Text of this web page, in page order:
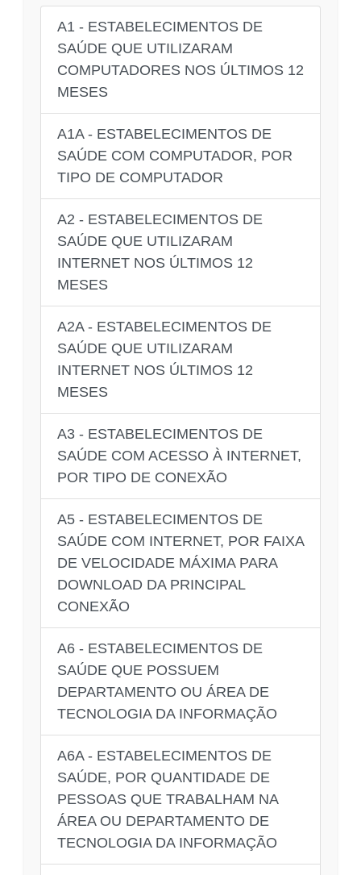
A1 - ESTABELECIMENTOS DE
SAÚDE QUE UTILIZARAM
COMPUTADORES NOS ÚLTIMOS 12
MESES
A1A - ESTABELECIMENTOS DE
SAÚDE COM COMPUTADOR, POR
TIPO DE COMPUTADOR
A2 - ESTABELECIMENTOS DE
SAÚDE QUE UTILIZARAM
INTERNET NOS ÚLTIMOS 12
MESES
A2A - ESTABELECIMENTOS DE
SAÚDE QUE UTILIZARAM
INTERNET NOS ÚLTIMOS 12
MESES
A3 - ESTABELECIMENTOS DE
SAÚDE COM ACESSO À INTERNET,
POR TIPO DE CONEXÃO
A5 - ESTABELECIMENTOS DE
SAÚDE COM INTERNET, POR FAIXA
DE VELOCIDADE MÁXIMA PARA
DOWNLOAD DA PRINCIPAL
CONEXÃO
A6 - ESTABELECIMENTOS DE
SAÚDE QUE POSSUEM
DEPARTAMENTO OU ÁREA DE
TECNOLOGIA DA INFORMAÇÃO
A6A - ESTABELECIMENTOS DE
SAÚDE, POR QUANTIDADE DE
PESSOAS QUE TRABALHAM NA
ÁREA OU DEPARTAMENTO DE
TECNOLOGIA DA INFORMAÇÃO